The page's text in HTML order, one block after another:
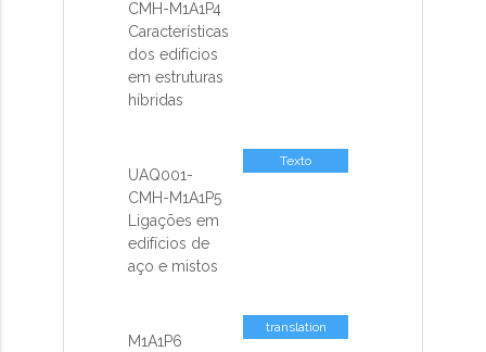
CMH-M1A1P4
Características
dos edifícios
em estruturas
híbridas
UAQ001-
CMH-M1A1P5
Ligações em
edifícios de
aço e mistos
Texto
M1A1P6
translation